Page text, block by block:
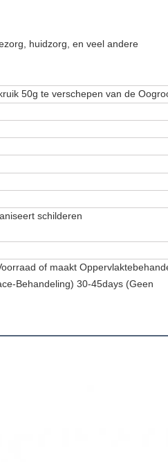
huidzorg, en veel andere
50g te verschepen van de
schilderen
of maakt
Behandeling) 30-45days (Geen